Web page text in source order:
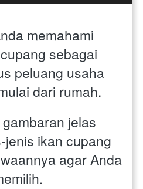
memahami
sebagai
peluang usaha
dari rumah.
jelas
jenis ikan cupang
agar Anda